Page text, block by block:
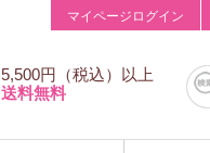
マイページログイン
5,500円（税込）以上
送料無料